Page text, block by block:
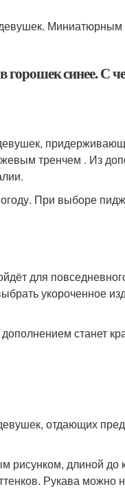
Миниатюрным
тренчем . Из
При выборе
для
укороченное
станет
отдающих
рисунком, длиной до
Рукава можно